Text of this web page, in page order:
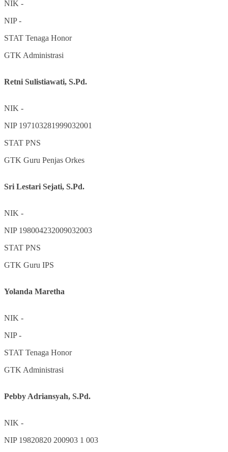
NIK -
NIP-
STAT Tenaga Honor
GTK Administrasi
Retni Sulistiawati, S.Pd.
NIK -
NIP 197103281999032001
STAT PNS
GTK Guru Penjas Orkes
Sri Lestari Sejati, S.Pd.
NIK -
NIP 198004232009032003
STAT PNS
GTK Guru IPS
Yolanda Maretha
NIK -
NIP-
STAT Tenaga Honor
GTK Administrasi
Pebby Adriansyah, S.Pd.
NIK -
NIP 19820820 200903 1 003